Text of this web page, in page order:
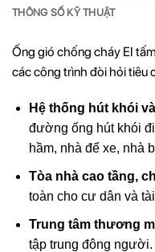
THÔNG SỐ KỸ THUẬT
Ống gió chống cháy EI
các công trình đòi hỏi tiêu
Hệ thống hút khói
đường ống hút khói
hầm, nhà để xe, nhà
Tòa nhà cao tầng,
toàn cho cư dân và
Trung tâm thương
tập trung đông người.